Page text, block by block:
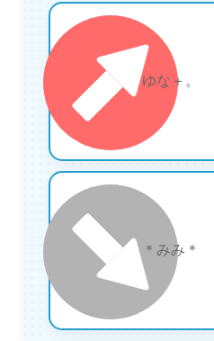
ゆな＋。
6 ＊みみ＊